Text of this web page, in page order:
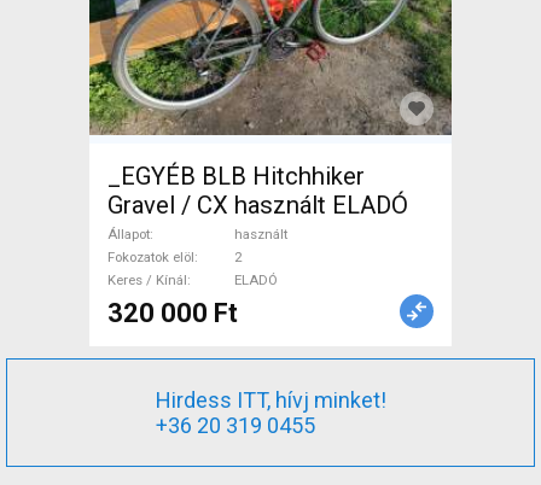
_EGYÉB BLB Hitchhiker
Gravel / CX használt ELADÓ
Állapot
használt
Fokozatok elöl
2
Keres / Kínál
ELADÓ
320 000 Ft
Hirdess ITT, hívj minket!
+36 20 319 0455